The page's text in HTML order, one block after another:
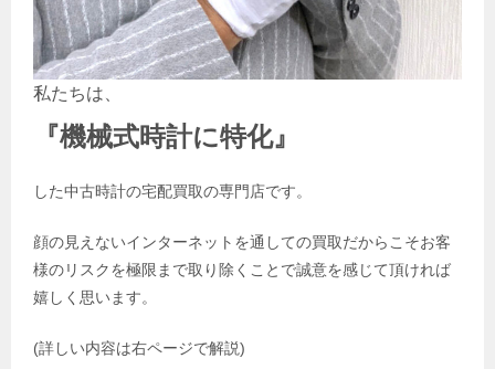
私たちは、
『機械式時計に特化』
した中古時計の宅配買取の専門店です。
顔の見えないインターネットを通しての買取だからこそお客
様のリスクを極限まで取り除くことで誠意を感じて頂ければ
嬉しく思います。
(詳しい内容は右ページで解説)